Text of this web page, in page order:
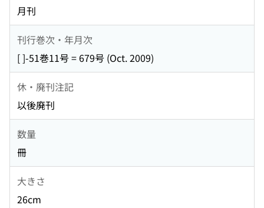
月刊
刊行巻次・年月次
[ ]-51巻11号 = 679号 (Oct. 2009)
休・廃刊注記
以後廃刊
数量
冊
大きさ
26cm